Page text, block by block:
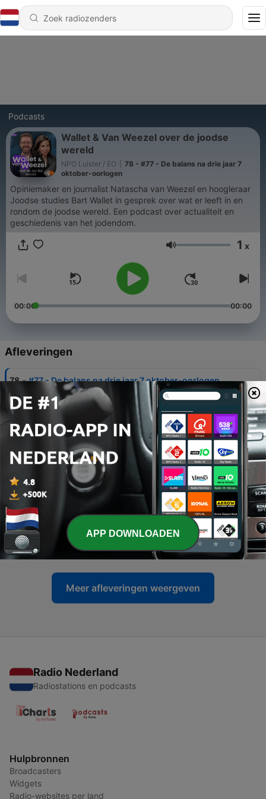
Podcasts
Wallet & Van Weezel over de joodse
wereld
NPO Luister / EO
78 - #77 - De balans na drie jaar 7
oktober-oorlogen
Opiniemaker en journalist Natascha van Weezel en hoogleraar
Joodse studies Bart Wallet in gesprek over wat er leeft in en
rondom de joodse wereld. Een podcast over actualiteit en
geschiedenis van het jodendom.
Volume 1 x
00:00 00:00
Afleveringen
78 - #77 - De balans na drie jaar 7 oktober-oorlogen
03 jul. 2026
#76 - Joods Italië, een vergeten verhaal
26 jun. 2026
76 #75 - Spanje en de Joden
75 - #74 - Onderhandelen of oorlog?
12 jun. 2026
74 - #73 - Joden in Griekenland
05 jun. 2026
Meer afleveringen weergeven
Radio Nederland
Radiostations en podcasts
Hulpbronnen
Broadcasters
Widgets
Radio-websites per land
APP DOWNLOADEN